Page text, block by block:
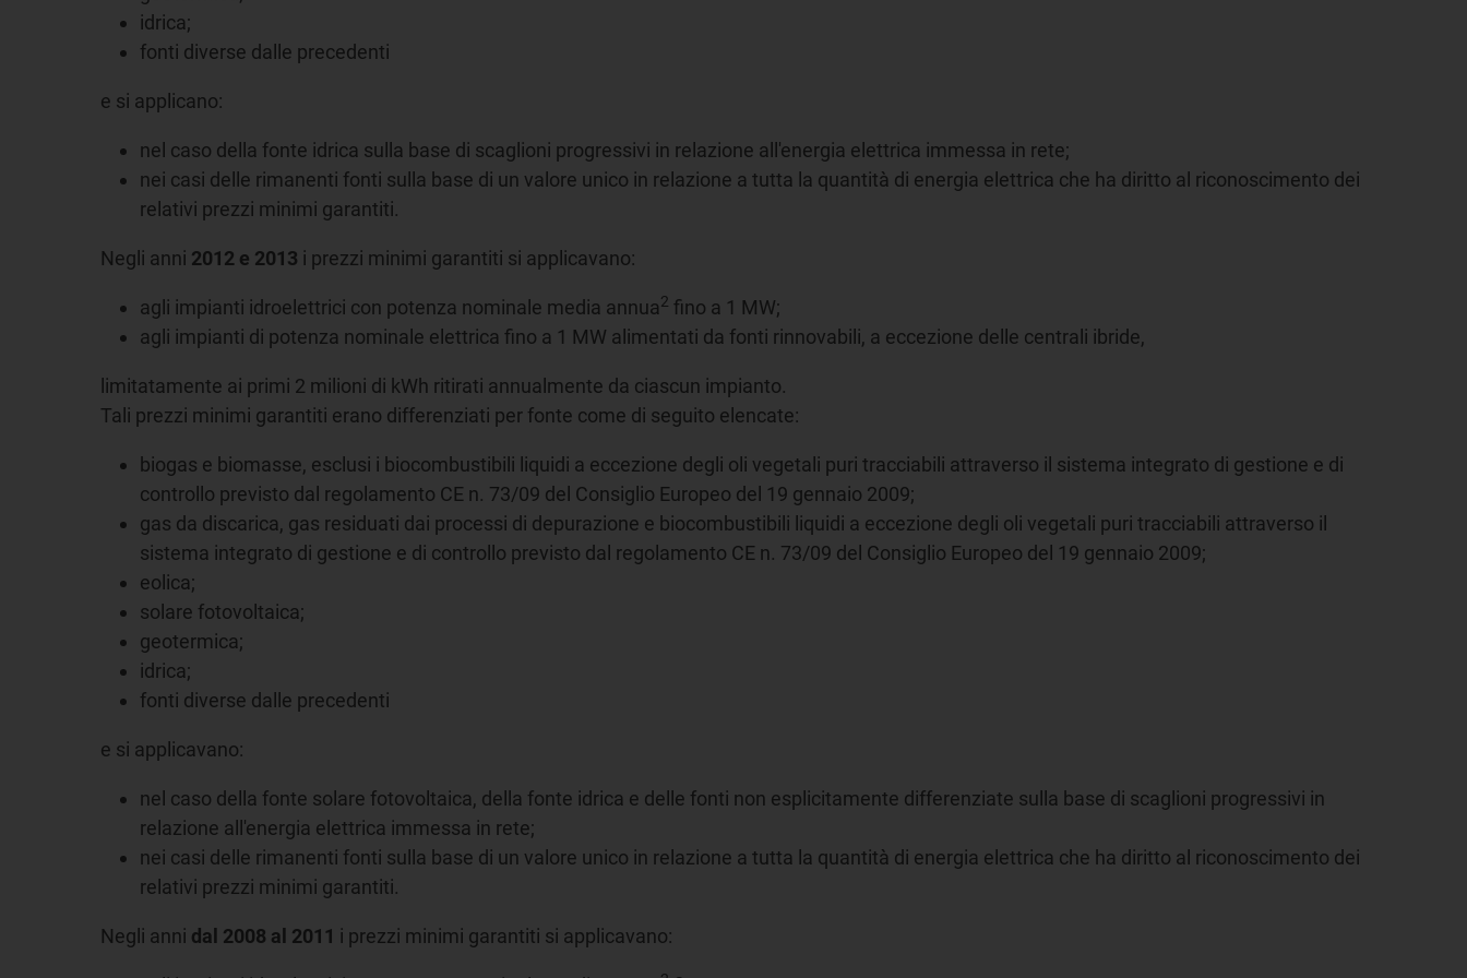
idrica;
fonti diverse dalle precedenti
e si applicano:
nel caso della fonte idrica sulla base di scaglioni progressivi in relazione all'energia elettrica immessa in rete;
nei casi delle rimanenti fonti sulla base di un valore unico in relazione a tutta la quantità di energia elettrica che ha diritto al riconoscimento dei
relativi prezzi minimi garantiti.
Negli anni 2012 e 2013 i prezzi minimi garantiti si applicavano:
agli impianti idroelettrici con potenza nominale media annua2 fino a 1 MW;
agli impianti di potenza nominale elettrica fino a 1 MW alimentati da fonti rinnovabili, a eccezione delle centrali ibride,
limitatamente ai primi 2 milioni di kWh ritirati annualmente da ciascun impianto.
Tali prezzi minimi garantiti erano differenziati per fonte come di seguito elencate:
biogas e biomasse, esclusi i biocombustibili liquidi a eccezione degli oli vegetali puri tracciabili attraverso il sistema integrato di gestione e di
controllo previsto dal regolamento CE n. 73/09 del Consiglio Europeo del 19 gennaio 2009;
gas da discarica, gas residuati dai processi di depurazione e biocombustibili liquidi a eccezione degli oli vegetali puri tracciabili attraverso il
sistema integrato di gestione e di controllo previsto dal regolamento CE n. 73/09 del Consiglio Europeo del 19 gennaio 2009;
eolica;
solare fotovoltaica;
geotermica;
idrica;
fonti diverse dalle precedenti
e si applicavano:
nel caso della fonte solare fotovoltaica, della fonte idrica e delle fonti non esplicitamente differenziate sulla base di scaglioni progressivi in
relazione all'energia elettrica immessa in rete;
nei casi delle rimanenti fonti sulla base di un valore unico in relazione a tutta la quantità di energia elettrica che ha diritto al riconoscimento dei
relativi prezzi minimi garantiti.
Negli anni dal 2008 al 2011 i prezzi minimi garantiti si applicavano: